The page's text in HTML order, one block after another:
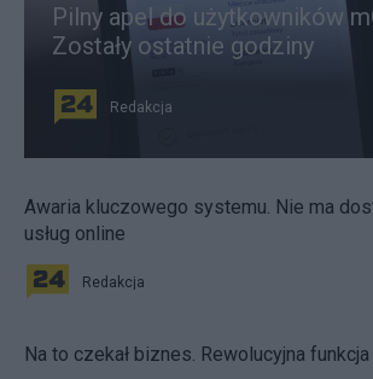
Pilny apel do użytkowników
Zostały ostatnie godziny
Redakcja
Awaria kluczowego systemu. Nie ma
usług online
Redakcja
Na to czekał biznes. Rewolucyjna